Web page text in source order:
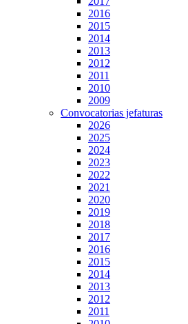
2016
2015
2014
2013
2012
2011
2010
2009
Convocatorias jefaturas
2026
2025
2024
2023
2022
2021
2020
2019
2018
2017
2016
2015
2014
2013
2012
2011